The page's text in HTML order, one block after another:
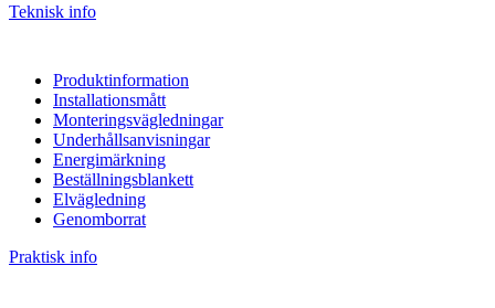
Teknisk info
Produktinformation
Installationsmått
Monteringsvägledningar
Underhållsanvisningar
Energimärkning
Beställningsblankett
Elvägledning
Genomborrat
Praktisk info